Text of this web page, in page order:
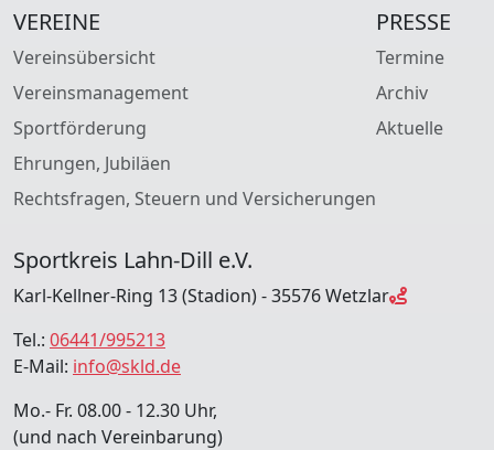
VEREINE
Vereinsübersicht
Vereinsmanagement
Sportförderung
Ehrungen, Jubiläen
Rechtsfragen, Steuern und Versicherungen
PRESSE
Termine
Archiv
Aktuelle
Sportkreis Lahn-Dill e.V.
Karl-Kellner-Ring 13 (Stadion) - 35576 Wetzlar
Tel.: 06441/995213
E-Mail: info@skld.de
Mo.- Fr. 08.00 - 12.30 Uhr,
(und nach Vereinbarung)